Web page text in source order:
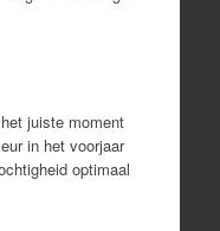
juiste moment
in het voorjaar
optimaal